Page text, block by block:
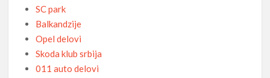
SC park
Balkandzije
Opel delovi
Skoda klub srbija
011 auto delovi